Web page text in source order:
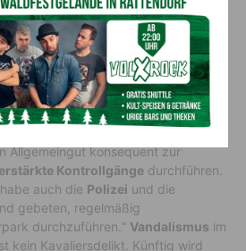
durch
und Polizei
werden künftig jede Beschädigung
Allgemeingut konsequent zur
Kontrollgänge durchführen.
auch die Polizei und die
gebeten, regelmäßig
durchzuführen.“ Vandalismus im
kein Kavaliersdelikt. Künftig wird